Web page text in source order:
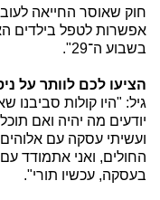
אפשרות לטפל בילדים
בשבוע ה־29".
הציעו לכם לוותר על
גיל: "היו קולות סביבנו
יודעים מה יהיה ואם
ועשיתי עסקה עם
החולים, ואני אתמודד
בעסקה, עכשיו תורי".